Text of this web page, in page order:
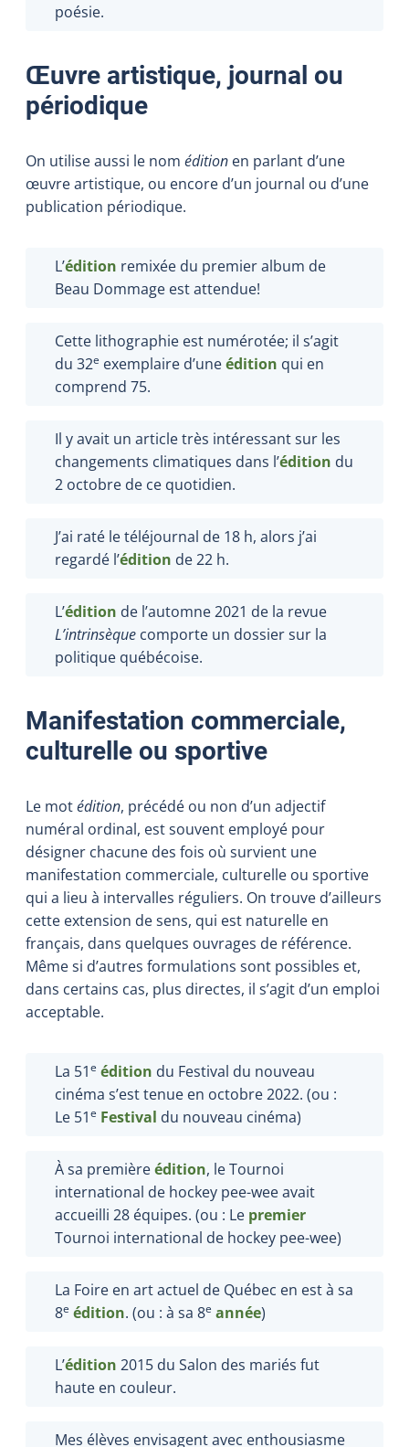
poésie.
Œuvre artistique, journal ou
périodique
On utilise aussi le nom édition en parlant d’une
œuvre artistique, ou encore d’un journal ou d’une
publication périodique.
L’édition remixée du premier album de
Beau Dommage est attendue!
Cette lithographie est numérotée; il s’agit
du 32e exemplaire d’uneédition qui en
comprend 75.
Il y avait un article très intéressant sur les
changements climatiques dans l’édition du
2 octobre de ce quotidien.
J’ai raté le téléjournal de 18 h, alors j’ai
regardé l’édition de 22 h.
L’édition de l’automne 2021 de la revue
L’intrinsèque comporte un dossier sur la
politique québécoise.
Manifestation commerciale,
culturelle ou sportive
Le motédition, précédé ou non d’un adjectif
numéral ordinal, est souvent employé pour
désigner chacune des fois où survient une
manifestation commerciale, culturelle ou sportive
qui a lieu à intervalles réguliers. On trouve d’ailleurs
cette extension de sens, qui est naturelle en
français, dans quelques ouvrages de référence.
Même si d’autres formulations sont possibles et,
dans certains cas, plus directes, il s’agit d’un emploi
acceptable.
La 51e édition du Festival du nouveau
cinéma s’est tenue en octobre 2022. (ou :
Le 51e Festival du nouveau cinéma)
À sa premièreédition, le Tournoi
international de hockey pee-wee avait
accueilli 28 équipes. (ou : Le premier
Tournoi international de hockey pee-wee)
La Foire en art actuel de Québec en est à sa
8e édition. (ou : à sa 8e année)
L’édition 2015 du Salon des mariés fut
haute en couleur.
Mes élèves envisagent avec enthousiasme